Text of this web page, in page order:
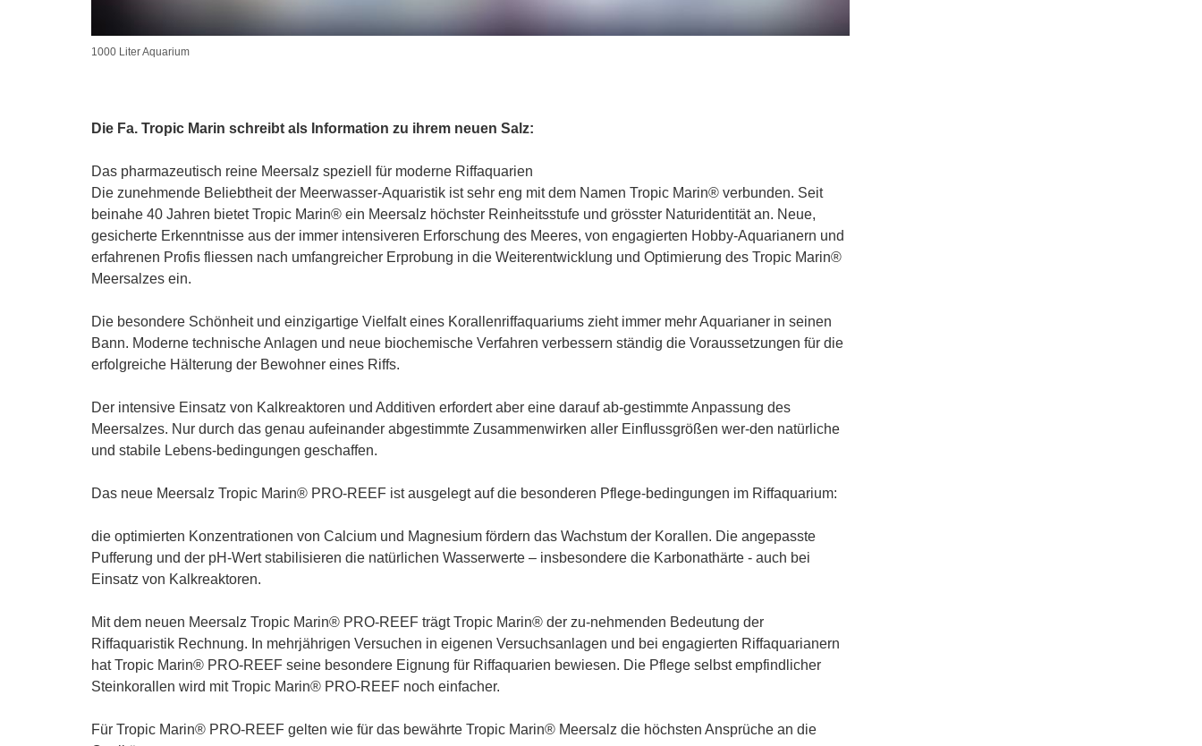
1000 Liter Aquarium
Die Fa. Tropic Marin schreibt als Information zu ihrem neuen Salz:
Das pharmazeutisch reine Meersalz speziell für moderne Riffaquarien
Die zunehmende Beliebtheit der Meerwasser-Aquaristik ist sehr eng mit dem Namen Tropic Marin® verbunden. Seit
beinahe 40 Jahren bietet Tropic Marin® ein Meersalz höchster Reinheitsstufe und grösster Naturidentität an. Neue,
gesicherte Erkenntnisse aus der immer intensiveren Erforschung des Meeres, von engagierten Hobby-Aquarianern und
erfahrenen Profis fliessen nach umfangreicher Erprobung in die Weiterentwicklung und Optimierung des Tropic Marin®
Meersalzes ein.
Die besondere Schönheit und einzigartige Vielfalt eines Korallenriffaquariums zieht immer mehr Aquarianer in seinen
Bann. Moderne technische Anlagen und neue biochemische Verfahren verbessern ständig die Voraussetzungen für die
erfolgreiche Hälterung der Bewohner eines Riffs.
Der intensive Einsatz von Kalkreaktoren und Additiven erfordert aber eine darauf ab-gestimmte Anpassung des
Meersalzes. Nur durch das genau aufeinander abgestimmte Zusammenwirken aller Einflussgrößen wer-den natürliche
und stabile Lebens-bedingungen geschaffen.
Das neue Meersalz Tropic Marin® PRO-REEF ist ausgelegt auf die besonderen Pflege-bedingungen im Riffaquarium:
die optimierten Konzentrationen von Calcium und Magnesium fördern das Wachstum der Korallen. Die angepasste
Pufferung und der pH-Wert stabilisieren die natürlichen Wasserwerte – insbesondere die Karbonathärte - auch bei
Einsatz von Kalkreaktoren.
Mit dem neuen Meersalz Tropic Marin® PRO-REEF trägt Tropic Marin® der zu-nehmenden Bedeutung der
Riffaquaristik Rechnung. In mehrjährigen Versuchen in eigenen Versuchsanlagen und bei engagierten Riffaquarianern
hat Tropic Marin® PRO-REEF seine besondere Eignung für Riffaquarien bewiesen. Die Pflege selbst empfindlicher
Steinkorallen wird mit Tropic Marin® PRO-REEF noch einfacher.
Für Tropic Marin® PRO-REEF gelten wie für das bewährte Tropic Marin® Meersalz die höchsten Ansprüche an die